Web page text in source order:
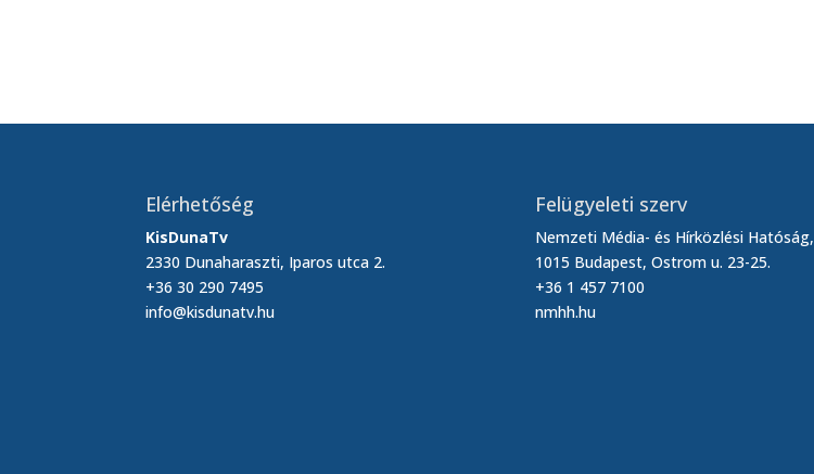
Elérhetőség
KisDunaTv
2330 Dunaharaszti, Iparos utca 2.
+36 30 290 7495
info@kisdunatv.hu
Felügyeleti szerv
Nemzeti Média- és Hírközlési Hatóság,
1015 Budapest, Ostrom u. 23-25.
+36 1 457 7100
nmhh.hu